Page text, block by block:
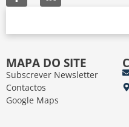
MAPA DO SITE
Subscrever Newsletter
Contactos
Google Maps